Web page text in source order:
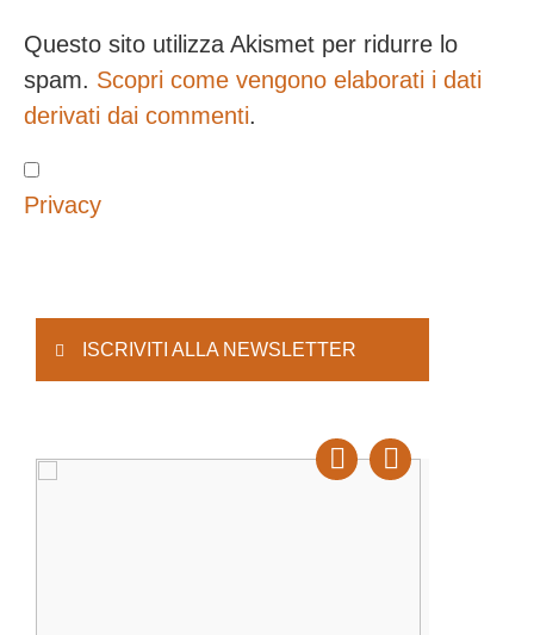
Questo sito utilizza Akismet per ridurre lo
spam. Scopri come vengono elaborati i dati
derivati dai commenti.
Privacy
ISCRIVITI ALLA NEWSLETTER